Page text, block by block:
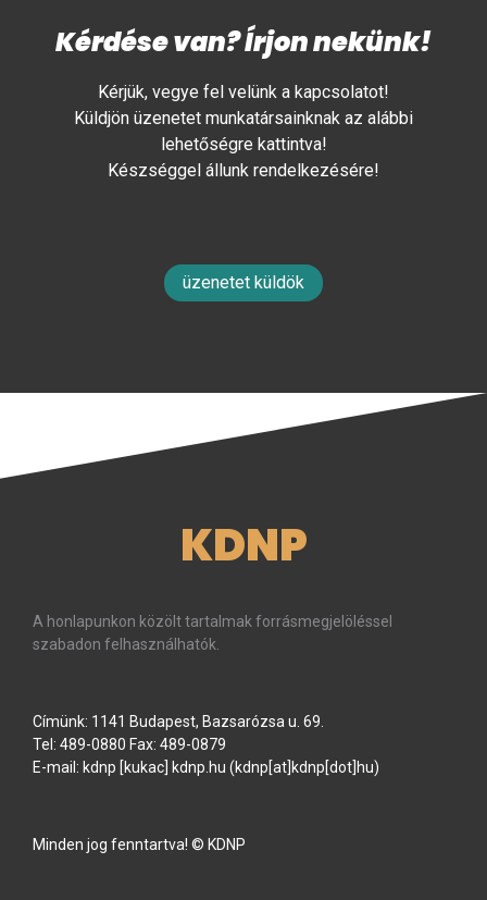
Kérdése van? Írjon nekünk!
Kérjük, vegye fel velünk a kapcsolatot!
Küldjön üzenetet munkatársainknak az alábbi
lehetőségre kattintva!
Készséggel állunk rendelkezésére!
üzenetet küldök
KDNP
A honlapunkon közölt tartalmak forrásmegjelöléssel
szabadon felhasználhatók.
Címünk: 1141 Budapest, Bazsarózsa u. 69.
Tel: 489-0880 Fax: 489-0879
E-mail: kdnp [kukac] kdnp hu (kdnp[at]kdnp[dot]hu)
Minden jog fenntartva! © KDNP